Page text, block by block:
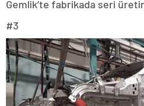
Gemlik’te fabrikada seri
#3